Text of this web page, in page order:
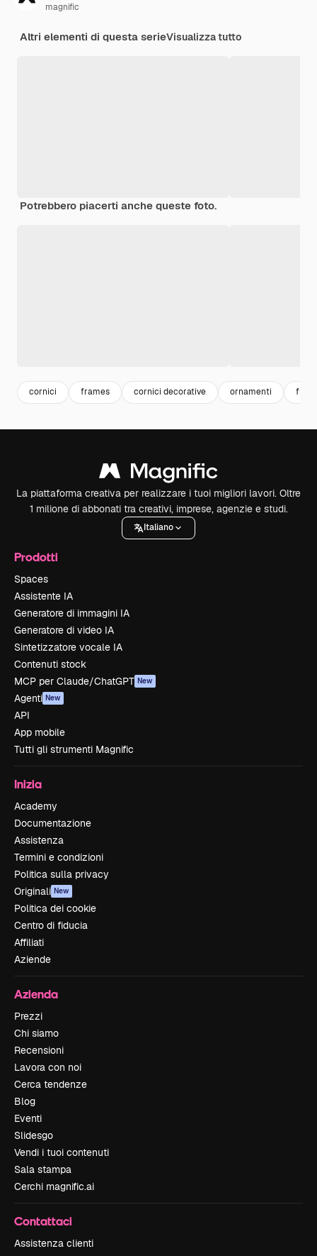
magnific
Altri elementi di questa serieVisualizza tutto
Potrebbero piacerti anche queste foto.
cornici frames cornici decorative ornamenti
La piattaforma creativa per realizzare i tuoi migliori lavori. Oltre
1 milione di abbonati tra creativi, imprese, agenzie e studi.
Italiano
Prodotti
Spaces
Assistente IA
Generatore di immagini IA
Generatore di video IA
Sintetizzatore vocale IA
Contenuti stock
MCP per Claude/ChatGPT New
Agenti New
API
App mobile
Tutti gli strumenti Magnific
Inizia
Academy
Documentazione
Assistenza
Termini e condizioni
Politica sulla privacy
Originali New
Politica dei cookie
Centro di fiducia
Affiliati
Aziende
Azienda
Prezzi
Chi siamo
Recensioni
Lavora con noi
Cerca tendenze
Blog
Eventi
Slidesgo
Vendi i tuoi contenuti
Sala stampa
Cerchi magnific.ai
Contattaci
Assistenza clienti